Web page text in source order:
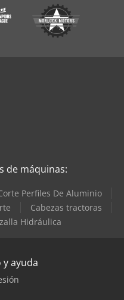
de máquinas:
Perfiles De Aluminio
Cabezas tractoras
Hidráulica
y ayuda